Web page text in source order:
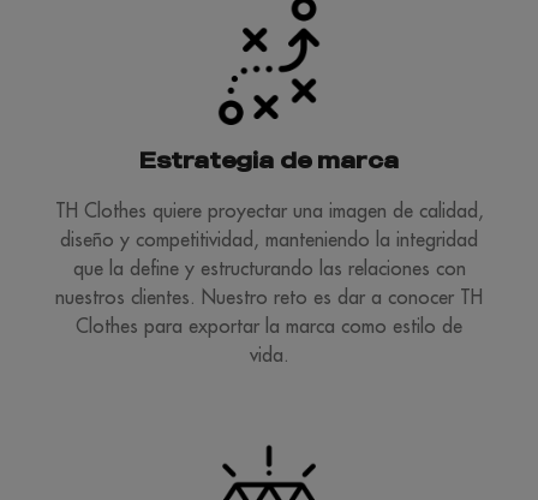
Estrategia de marca
TH Clothes quiere proyectar una imagen de calidad,
diseño y competitividad, manteniendo la integridad
que la define y estructurando las relaciones con
nuestros clientes. Nuestro reto es dar a conocer TH
Clothes para exportar la marca como estilo de
vida.